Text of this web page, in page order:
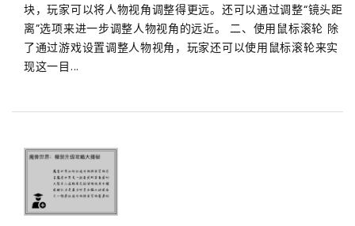
块，玩家可以将人物视角调整得更远。还可以通过调整“镜头距
离”选项来进一步调整人物视角的远近。 二、使用鼠标滚轮 除
了通过游戏设置调整人物视角，玩家还可以使用鼠标滚轮来实
现这一目...